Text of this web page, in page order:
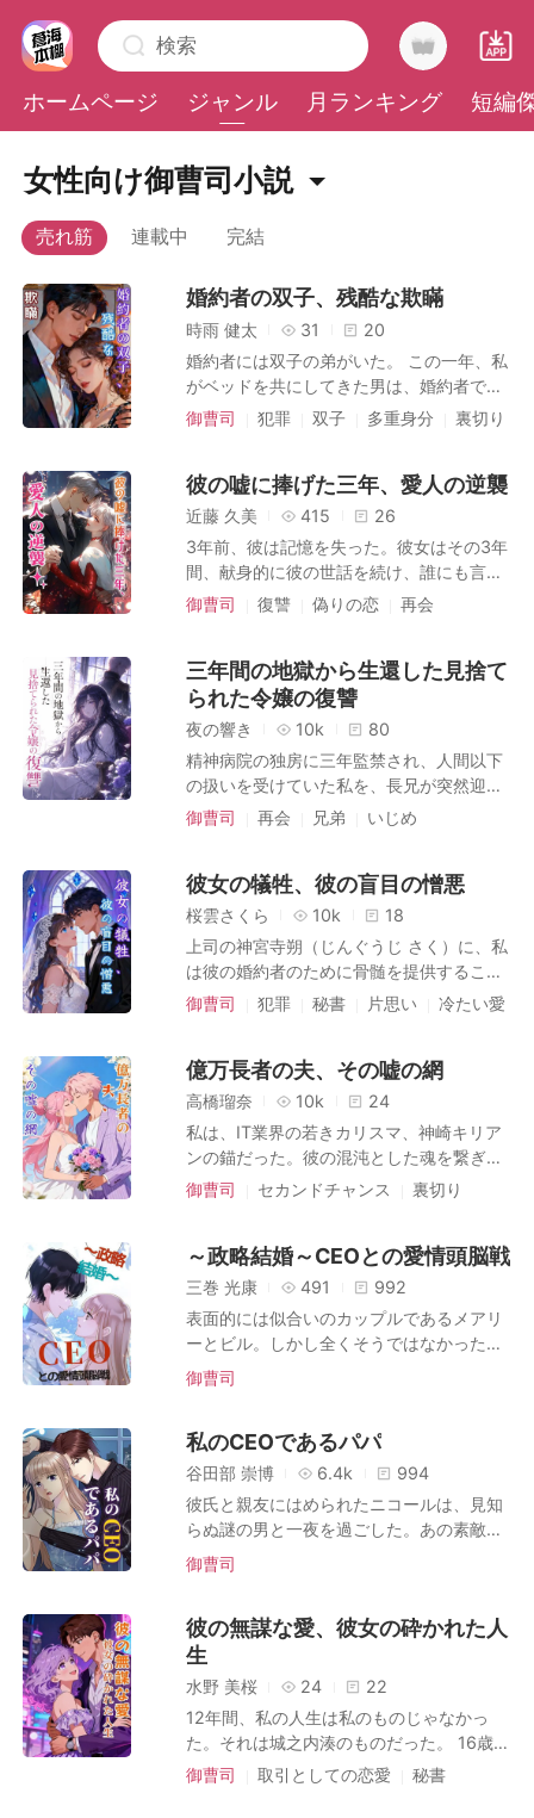
検索
ホームページ ジャンル 月ランキング 短編
チャージ
閲覧履歴
ログアウトします
女性向け御曹司小説
売れ筋 連載中 完結
婚約者の双子、残酷な欺瞞
時雨 健太 31
20
婚約者には双子の弟がいた。 この一年、私
がベッドを共にしてきた男は、婚約者では
なかった。 私が愛した男は、ただの役者、
る香織（かおり）と密かに結婚していたの
だ。 彼らの計画は、単なる入れ替わりより
もずっとおぞましいものだった。 私を双子
の弟と結婚させ、その後「事故」を装って
私の角膜を香織に移植するという、血も涙
もない計画。 私がその陰謀に気づくと、香
と誓ったはずの蓮は、私が床に血を流して
倒れるまで、鞭で打たせた。 そして香織は
蓮の祖父を殺害し、その罪を私になすりつ
けた。 彼はためらうことなく、私を精神病
院に放り込み、朽ち果てさせようとした。
彼は一度として、彼女の嘘を疑わなかっ
た。 五年間愛していると言い続けた女を、
の しおり）、無力な孤児ではない。 私は
西園寺暁（さいおんじ あきら）。 巨大財
閥の令嬢なのだから。 あの地獄から救い出
された後、私は自分の死を偽装し、姿を消
した。 そして今、私は戻ってきた。 新し
い人生を、今度こそ自分のために生きるた
御曹司 犯罪 双子 多重身分
裏切り
彼の嘘に捧げた三年、愛人の逆襲
近藤 久美 415
26
3年前、彼は記憶を失った。彼女はその3年
間、献身的に彼の世話を続け、誰にも言え
ない「愛人」としてそばにいた。 ところが
命と呼ばれる女こそが、自分の父を死に追
いやった真犯人であることも――。 彼女は
胸の痛みに耐えながら証拠を集め、2人の
込む。 その時になってようやく、彼は気づ
く。本当に愛していたのは、最初から彼女
だったのだと。 だが――遅すぎた愛情な
彼を捨て去っていた。
御曹司 復讐 偽りの恋
再会
三年間の地獄から生還した見捨て
られた令嬢の復讐
夜の響き 10k
80
精神病院の独房に三年監禁され、人間以下
の扱いを受けていた私を、長兄が突然迎え
に来た。 その目的は、妹の雅と私の元婚約
った。 会場の裏で次兄に首を絞められ殺さ
れかけた私を見て、母は心配するどころか
世間体を気にして、汚い物でも扱うかのよ
うにスカーフを投げつけ痣を隠すよう命じ
た。 彼らにとって私は、愛しの妹の幸せを
引き立て、西園寺家の汚点をすべて被るた
前、私を罠にはめ、身を裂くような苦痛の
地獄へ突き落としたのは他でもない彼らだ
った。 心身を壊される絶望の中で、私の中
にあった家族への僅かな情はすでに完全に
灰となっていた。 私は静かにスカーフを首
に巻き、華やかなステージの中央へと歩み
す」 彼らが望む完璧な謝罪を演じきり、こ
の狂った家族を一つ残らず破滅させるため
の反撃が、今ここから始まる。
御曹司 再会 兄弟
いじめ
の性格-冷淡な人物
彼女の犠牲、彼の盲目の憎悪
桜雲さくら 10k
18
上司の神宮寺朔（じんぐうじ さく）に、私
は彼の婚約者のために骨髄を提供すること
を強要された。 彼女が、体に傷がつくのを
私を憎悪する、その男の。 でも、彼の婚約
者、姫川玲奈（ひめかわ れいな）が欲しが
ったのは、私の骨髄だけじゃなかった。 彼
女は、私に消えてほしかった。 彼女は私
に、5億円の贈答品を破壊した濡れ衣を着
せた。 朔は私に、砕けたクリスタルの破片
さなかった。 彼女は私に、パーティーでの
暴行の罪をなすりつけた。 彼は私を逮捕さ
せ、私は留置場で血まみれになるまで殴ら
れた。 そして、私が漏らしたわけでもない
セックスビデオのことで彼を罰するため、
彼は私の両親を誘拐した。 未完成の超高層
見せつけた。 私のスマホが鳴る。彼の、冷
たく勝ち誇ったような声が響いた。 「もう
反省したか、紗良？謝る気になったか？」
彼が話している最中、ロープが、切れた。
いほどの静けさが、私を包んだ。 口の中に
なかった、私の病気の症状だ。 電話の向こ
うで、彼が笑う。 残酷で、醜い笑い声。
りればいい。お似合いの結末だ」 「わかっ
た」 と、私は囁いた。 そして、私はビル
の縁から、何もない空へと足を踏み出し
た。
御曹司 犯罪 秘書 片思い
冷たい愛
億万長者の夫、その嘘の網
高橋瑠奈 10k
24
私は、IT業界の若きカリスマ、神崎キリア
ンの錨だった。彼の混沌とした魂を繋ぎ止
められる、唯一の存在。 でも、私の弟が死
の保護施設を建てるために。 弟が死んだ
後、彼は事故で血を流す私を置き去りにし
て、その女を助けに行った。 そして最後の
裏切り。離婚を申請しようとした時、私た
ちの結婚そのものが、巧妙に偽造された嘘
だったと知った。 彼は、私が決して離れら
ないように、偽りの世界を築き上げてい
た。 だから私は、何年も前に一度だけ断っ
た男に電話をかけ、彼の帝国を焼き尽くす
計画を始めた。
御曹司 セカンドチャンス
裏切り
～政略結婚～CEOとの愛情頭脳戦
三巻 光康 491
992
表面的には似合いのカップルであるメアリ
ーとビル。しかし全くそうではなかった。
母親の医療費と引き換えに、彼女は彼の結
婚の契約を結んだのだ。そしてある日、劇
えたのか、誰が最初にこの愛情頭脳戦を始
めたのか、誰にもわからないが、それがす
でに始まった！
御曹司
私のCEOであるパパ
谷田部 崇博 6.4k
994
彼氏と親友にはめられたニコールは、見知
らぬ謎の男と一夜を過ごした。あの素敵な
一夜を楽しんだ彼女だが、翌朝目が覚める
と、自分のしたことに罪悪感を感じずには
る男の顔を見たとたん、すべての罪悪感が
消えた。 「本当に…格好いい人だわ」彼女
の罪悪感はすぐに恥ずかしさに変わった。
去った。 目が覚めたその男、カーは驚い
た。「あの女、俺に金を払ったのか？俺を
ホスト扱いした？！」と怒鳴った。「ここ
御曹司
彼の無謀な愛、彼女の砕かれた人
生
水野 美桜 24
22
12年間、私の人生は私のものじゃなかっ
た。それは城之内湊のものだった。 16歳の
とき、母の癌治療費のために、私は彼の一
御曹司 取引としての恋愛
秘書